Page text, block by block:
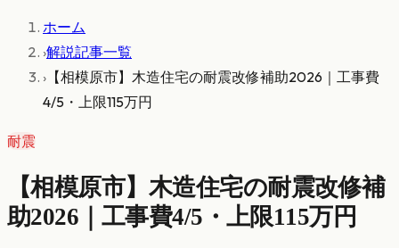
ホーム
›解説記事一覧
› 【相模原市】木造住宅の耐震改修補助2026｜工事費
4/5・上限115万円
耐震
【相模原市】木造住宅の耐震改修補
助2026｜工事費4/5・上限115万円